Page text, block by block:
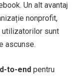
Un alt avantaj
nonprofit,
utilizatorilor sunt
ascunse.
to-endpentru